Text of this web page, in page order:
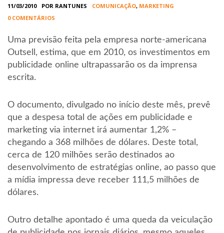
11/03/2010 POR RANTUNES COMUNICAÇÃO, MARKETING
0 COMENTÁRIOS
Uma previsão feita pela empresa norte-americana
Outsell, estima, que em 2010, os investimentos em
publicidade online ultrapassarão os da imprensa
escrita.
O documento, divulgado no início deste mês, prevê
que a despesa total de ações em publicidade e
marketing via internet irá aumentar 1,2% –
chegando a 368 milhões de dólares. Deste total,
cerca de 120 milhões serão destinados ao
desenvolvimento de estratégias online, ao passo que
a mídia impressa deve receber 111,5 milhões de
dólares.
Outro detalhe apontado é uma queda da veiculação